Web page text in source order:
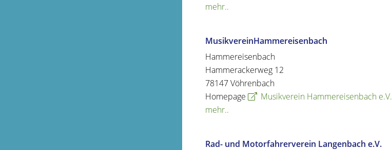
mehr..
MusikvereinHammereisenbach
Hammereisenbach
Hammerackerweg 12
78147Vöhrenbach
Homepage
Musikverein Hammereisenbach e.V.
mehr..
Rad- und Motorfahrerverein Langenbach e.V.